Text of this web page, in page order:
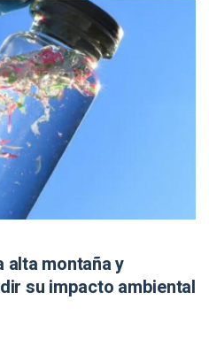
alta montaña y
su impacto ambiental